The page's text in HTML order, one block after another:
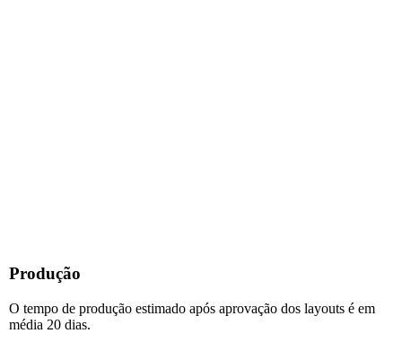
Produção
O tempo de produção estimado após aprovação dos layouts é em
média 20 dias.